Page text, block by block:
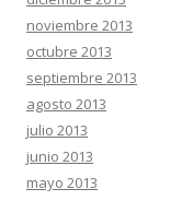
noviembre 2013
octubre 2013
septiembre 2013
agosto 2013
julio 2013
junio 2013
mayo 2013